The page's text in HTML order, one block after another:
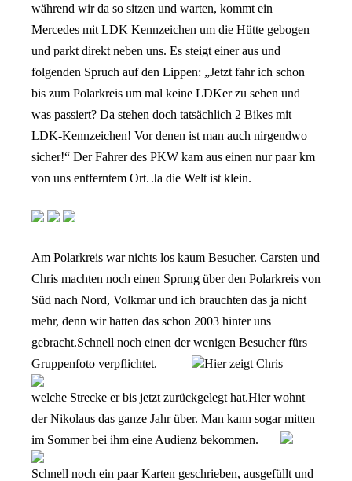
während wir da so sitzen und warten, kommt ein
Mercedes mit LDK Kennzeichen um die Hütte gebogen
und parkt direkt neben uns. Es steigt einer aus und
folgenden Spruch auf den Lippen: „Jetzt fahr ich schon
bis zum Polarkreis um mal keine LDKer zu sehen und
was passiert? Da stehen doch tatsächlich 2 Bikes mit
LDK-Kennzeichen! Vor denen ist man auch nirgendwo
sicher!“ Der Fahrer des PKW kam aus einen nur paar km
von uns entferntem Ort. Ja die Welt ist klein.
Am Polarkreis war nichts los kaum Besucher. Carsten und
Chris machten noch einen Sprung über den Polarkreis von
Süd nach Nord, Volkmar und ich brauchten das ja nicht
mehr, denn wir hatten das schon 2003 hinter uns
gebracht.Schnell noch einen der wenigen Besucher fürs
Gruppenfoto verpflichtet.
Hier zeigt Chris
welche Strecke er bis jetzt zurückgelegt hat.Hier wohnt
der Nikolaus das ganze Jahr über. Man kann sogar mitten
im Sommer bei ihm eine Audienz bekommen.
Schnell noch ein paar Karten geschrieben, ausgefüllt und